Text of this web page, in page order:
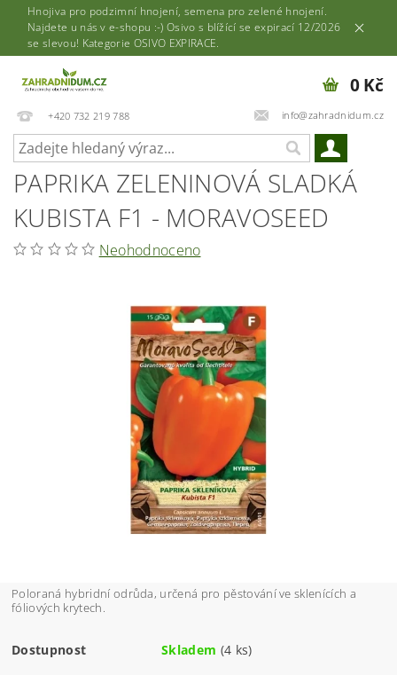
Hnojiva pro podzimní hnojení, semena pro zelené hnojení.
Najdete u nás v e-shopu :-) Osivo s blížící se expirací 12/2026
se slevou! Kategorie OSIVO EXPIRACE.
+420 732 219 788 info@zahradnidum.cz
0 Kč
PAPRIKA ZELENINOVÁ SLADKÁ
KUBISTA F1 - MORAVOSEED
Neohodnoceno
Poloraná hybridní odrůda, určená pro pěstování ve sklenících a
fóliových krytech.
Dostupnost Skladem (4 ks)